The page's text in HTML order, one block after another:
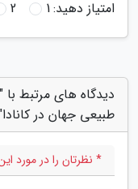
امتیاز دهید:1
2
دیدگاه های مرتبط
طبیعی جهان در
* نظرتان را در مورد